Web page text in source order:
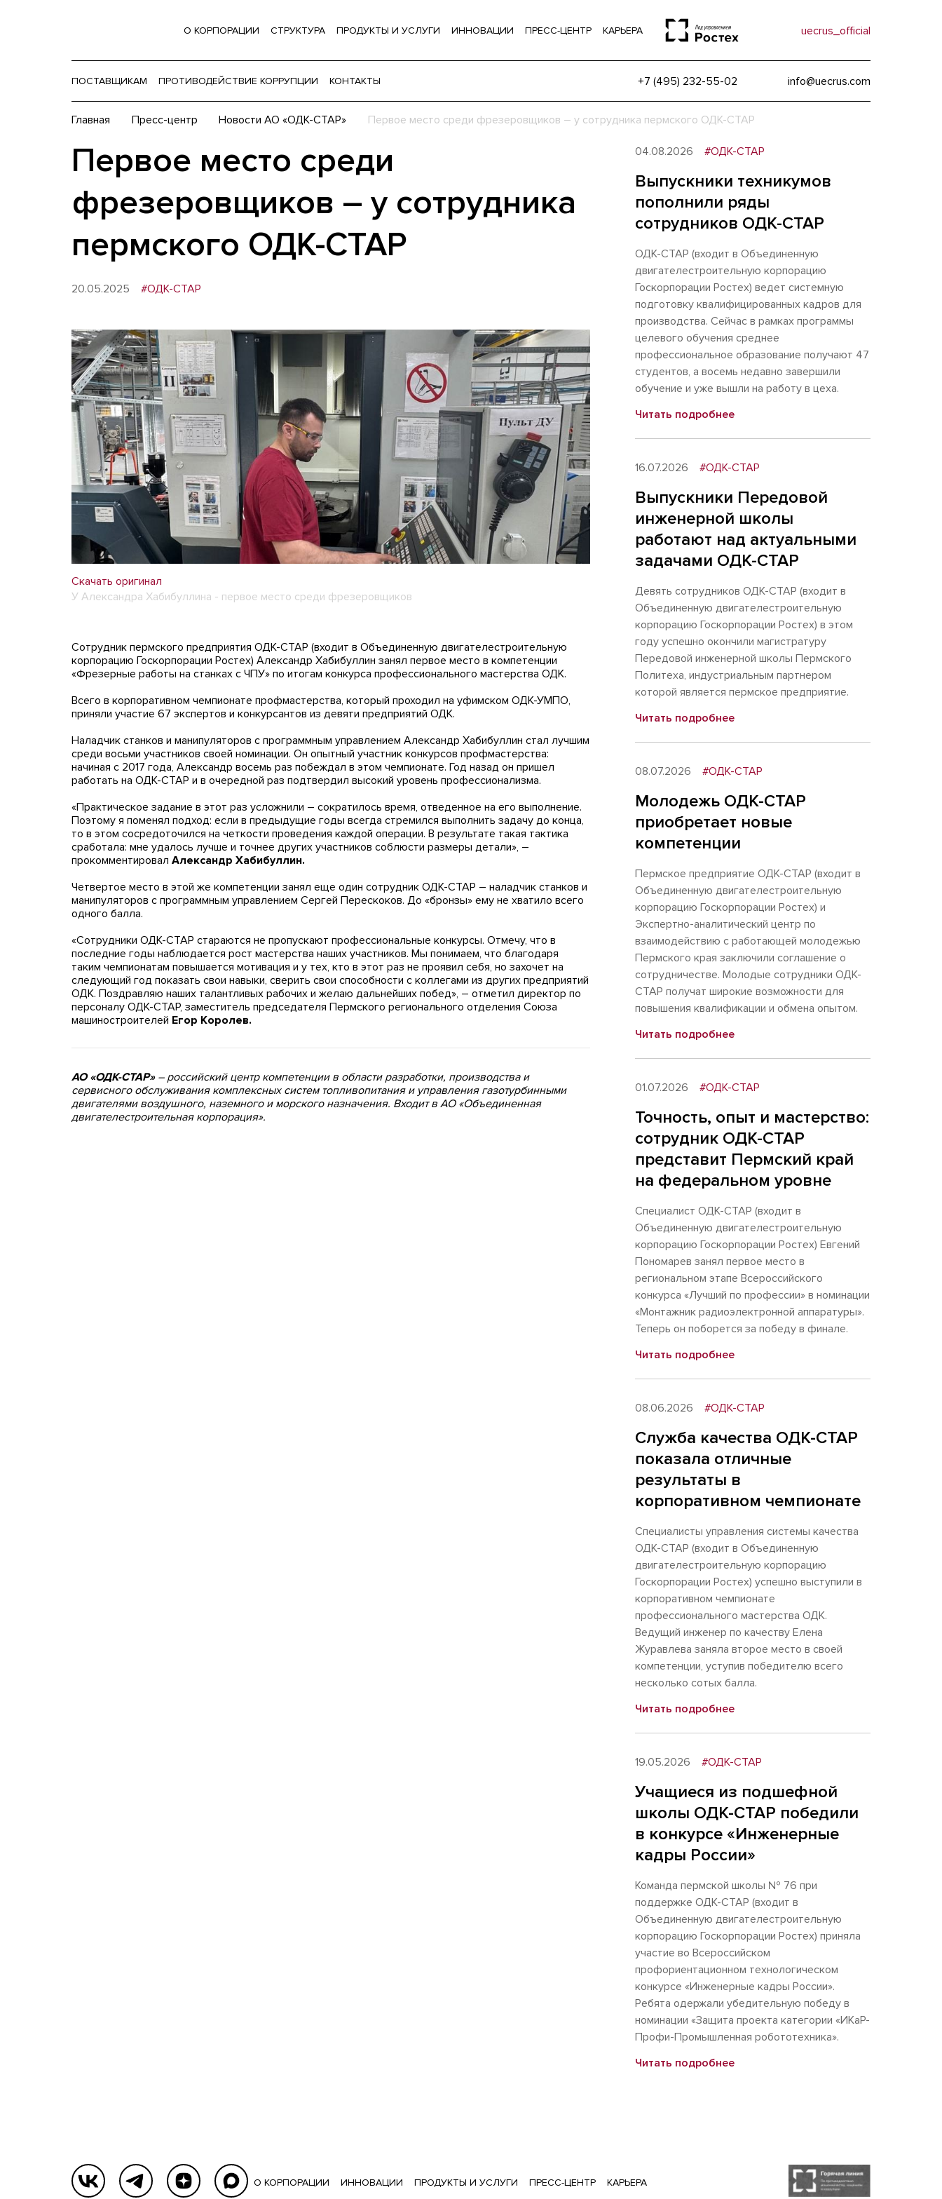
О КОРПОРАЦИИ СТРУКТУРА ПРОДУКТЫ И УСЛУГИ ИННОВАЦИИ ПРЕСС-ЦЕНТР КАРЬЕРА uecrus_official
ПОСТАВЩИКАМ ПРОТИВОДЕЙСТВИЕ КОРРУПЦИИ КОНТАКТЫ +7 (495) 232-55-02 info@uecrus.com
Главная Пресс-центр Новости АО «ОДК-СТАР» Первое место среди фрезеровщиков – у сотрудника пермского ОДК-СТАР
Первое место среди
фрезеровщиков – у сотрудника
пермского ОДК-СТАР
20.05.2025 #ОДК-СТАР
Скачать оригинал
У Александра Хабибуллина - первое место среди фрезеровщиков
Сотрудник пермского предприятия ОДК-СТАР (входит в Объединенную двигателестроительную
корпорацию Госкорпорации Ростех) Александр Хабибуллин занял первое место в компетенции
«Фрезерные работы на станках с ЧПУ» по итогам конкурса профессионального мастерства ОДК.
Всего в корпоративном чемпионате профмастерства, который проходил на уфимском ОДК-УМПО,
приняли участие 67 экспертов и конкурсантов из девяти предприятий ОДК.
Наладчик станков и манипуляторов с программным управлением Александр Хабибуллин стал лучшим
среди восьми участников своей номинации. Он опытный участник конкурсов профмастерства:
начиная с 2017 года, Александр восемь раз побеждал в этом чемпионате. Год назад он пришел
работать на ОДК-СТАР и в очередной раз подтвердил высокий уровень профессионализма.
«Практическое задание в этот раз усложнили – сократилось время, отведенное на его выполнение.
Поэтому я поменял подход: если в предыдущие годы всегда стремился выполнить задачу до конца,
то в этом сосредоточился на четкости проведения каждой операции. В результате такая тактика
сработала: мне удалось лучше и точнее других участников соблюсти размеры детали», –
прокомментировал Александр Хабибуллин.
Четвертое место в этой же компетенции занял еще один сотрудник ОДК-СТАР – наладчик станков и
манипуляторов с программным управлением Сергей Перескоков. До «бронзы» ему не хватило всего
одного балла.
«Сотрудники ОДК-СТАР стараются не пропускают профессиональные конкурсы. Отмечу, что в
последние годы наблюдается рост мастерства наших участников. Мы понимаем, что благодаря
таким чемпионатам повышается мотивация и у тех, кто в этот раз не проявил себя, но захочет на
следующий год показать свои навыки, сверить свои способности с коллегами из других предприятий
ОДК. Поздравляю наших талантливых рабочих и желаю дальнейших побед», – отметил директор по
персоналу ОДК-СТАР, заместитель председателя Пермского регионального отделения Союза
машиностроителей Егор Королев.
АО «ОДК-СТАР» – российский центр компетенции в области разработки, производства и
сервисного обслуживания комплексных систем топливопитания и управления газотурбинными
двигателями воздушного, наземного и морского назначения. Входит в АО «Объединенная
двигателестроительная корпорация».
04.08.2026 #ОДК-СТАР
Выпускники техникумов
пополнили ряды
сотрудников ОДК-СТАР
ОДК-СТАР (входит в Объединенную
двигателестроительную корпорацию
Госкорпорации Ростех) ведет системную
подготовку квалифицированных кадров для
производства. Сейчас в рамках программы
целевого обучения среднее
профессиональное образование получают 47
студентов, а восемь недавно завершили
обучение и уже вышли на работу в цеха.
Читать подробнее
16.07.2026 #ОДК-СТАР
Выпускники Передовой
инженерной школы
работают над актуальными
задачами ОДК-СТАР
Девять сотрудников ОДК-СТАР (входит в
Объединенную двигателестроительную
корпорацию Госкорпорации Ростех) в этом
году успешно окончили магистратуру
Передовой инженерной школы Пермского
Политеха, индустриальным партнером
которой является пермское предприятие.
Читать подробнее
08.07.2026 #ОДК-СТАР
Молодежь ОДК-СТАР
приобретает новые
компетенции
Пермское предприятие ОДК-СТАР (входит в
Объединенную двигателестроительную
корпорацию Госкорпорации Ростех) и
Экспертно-аналитический центр по
взаимодействию с работающей молодежью
Пермского края заключили соглашение о
сотрудничестве. Молодые сотрудники ОДК-
СТАР получат широкие возможности для
повышения квалификации и обмена опытом.
Читать подробнее
01.07.2026 #ОДК-СТАР
Точность, опыт и мастерство:
сотрудник ОДК-СТАР
представит Пермский край
на федеральном уровне
Специалист ОДК-СТАР (входит в
Объединенную двигателестроительную
корпорацию Госкорпорации Ростех) Евгений
Пономарев занял первое место в
региональном этапе Всероссийского
конкурса «Лучший по профессии» в номинации
«Монтажник радиоэлектронной аппаратуры».
Теперь он поборется за победу в финале.
Читать подробнее
08.06.2026 #ОДК-СТАР
Служба качества ОДК-СТАР
показала отличные
результаты в
корпоративном чемпионате
Специалисты управления системы качества
ОДК-СТАР (входит в Объединенную
двигателестроительную корпорацию
Госкорпорации Ростех) успешно выступили в
корпоративном чемпионате
профессионального мастерства ОДК.
Ведущий инженер по качеству Елена
Журавлева заняла второе место в своей
компетенции, уступив победителю всего
несколько сотых балла.
Читать подробнее
19.05.2026 #ОДК-СТАР
Учащиеся из подшефной
школы ОДК-СТАР победили
в конкурсе «Инженерные
кадры России»
Команда пермской школы № 76 при
поддержке ОДК-СТАР (входит в
Объединенную двигателестроительную
корпорацию Госкорпорации Ростех) приняла
участие во Всероссийском
профориентационном технологическом
конкурсе «Инженерные кадры России».
Ребята одержали убедительную победу в
номинации «Защита проекта категории «ИКаР-
Профи-Промышленная робототехника».
Читать подробнее
О КОРПОРАЦИИ ИННОВАЦИИ ПРОДУКТЫ И УСЛУГИ ПРЕСС-ЦЕНТР КАРЬЕРА